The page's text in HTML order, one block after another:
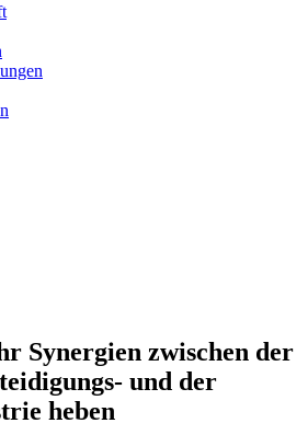
Synergien zwischen der
und der
heben